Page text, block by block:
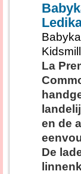
Kidsmill
La
en de
De